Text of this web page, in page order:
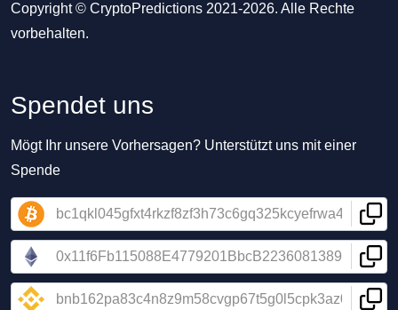
Copyright © CryptoPredictions 2021-2026. Alle Rechte
vorbehalten.
Spendet uns
Mögt Ihr unsere Vorhersagen? Unterstützt uns mit einer
Spende